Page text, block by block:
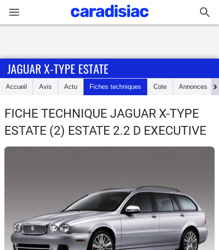
Accueil
Essais
Guide
Flottes
Auto
JAGUAR X-TYPE ESTATE
Accueil Avis Actu Fiches techniques Cote Annonces
FICHE TECHNIQUE JAGUAR X-TYPE
ESTATE (2) ESTATE 2.2 D EXECUTIVE